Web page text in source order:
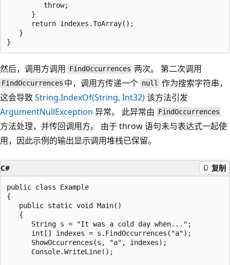
         throw;
      }
      return indexes.ToArray();
   }
然后，调用方调用 FindOccurrences 两次。 第二次调用
FindOccurrences 中，调用方传递一个 null 作为搜索字符串，
这会导致String.IndexOf(String, Int32)该方法引发
ArgumentNullException 异常。 此异常由 FindOccurrences
方法处理，并传回调用方。 由于 throw 语句未与表达式一起使
用，因此示例的输出显示调用堆栈已保留。
C# 复制
public class Example
{
   public static void Main()
   {
      String s = "It was a cold day when...";
      int[] indexes = s.FindOccurrences("a");
      ShowOccurrences(s, "a", indexes);
      Console.WriteLine();